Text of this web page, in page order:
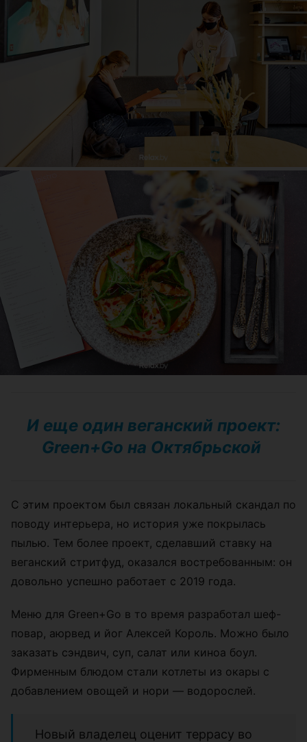
И еще один веганский проект:
Green+Go на Октябрьской
С этим проектом был связан локальный скандал по
поводу интерьера, но история уже покрылась
пылью. Тем более проект, сделавший ставку на
веганский стритфуд, оказался востребованным: он
довольно успешно работает с 2019 года.
Меню для Green+Go в то время разработал шеф-
повар, аюрвед и йог Алексей Король. Можно было
заказать сэндвич, суп, салат или киноа боул.
Фирменным блюдом стали котлеты из окары с
добавлением овощей и нори — водорослей.
Новый владелец оценит террасу во